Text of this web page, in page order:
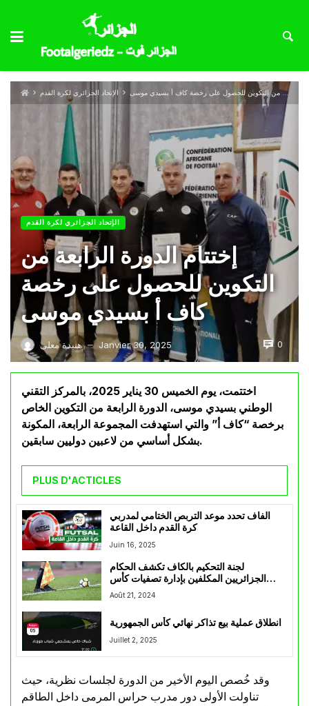
الإتحاد الجزائري لكرة القدم إختتام الدورة الرابعة من التكوين للحصول على رخصة كاف أ بسيدي موسى
الإتحاد الجزائري لكرة القدم
إختتام الدورة الرابعة من
التكوين للحصول على رخصة
كاف أ بسيدي موسى
هنيدة معلى — Janvier 30, 2025 0
اختتمت، يوم الخميس 30 يناير 2025، بالمركز التقني
الوطني بسيدي موسى، الدورة الرابعة من التكوين الخاص
برخصة “كاف أ” والتي استهدفت المجموعة الرابعة، المكونة
بشكل أساسي من لاعبين دوليين سابقين.
PLUS D'ACTICLES
الفاف تحدد موعد التربص الختامي لمدربي
كرة القدم داخل القاعة
Juin 16, 2025
لجنة التحكيم بالكاف تكشف الحكام
الجزائريين المكلفين بإدارة تصفيات كأس
إفريقيا في سبتمبر القادم
Août 21, 2024
انطلاق عملية بيع تذاكر نهائي كأس الجمهورية
Juillet 2, 2025
وقد خُصص اليوم الأخير من الدورة لجلسات نظرية، حيث
تناولت الأولى دور مدرب حراس المرمى داخل الطاقم